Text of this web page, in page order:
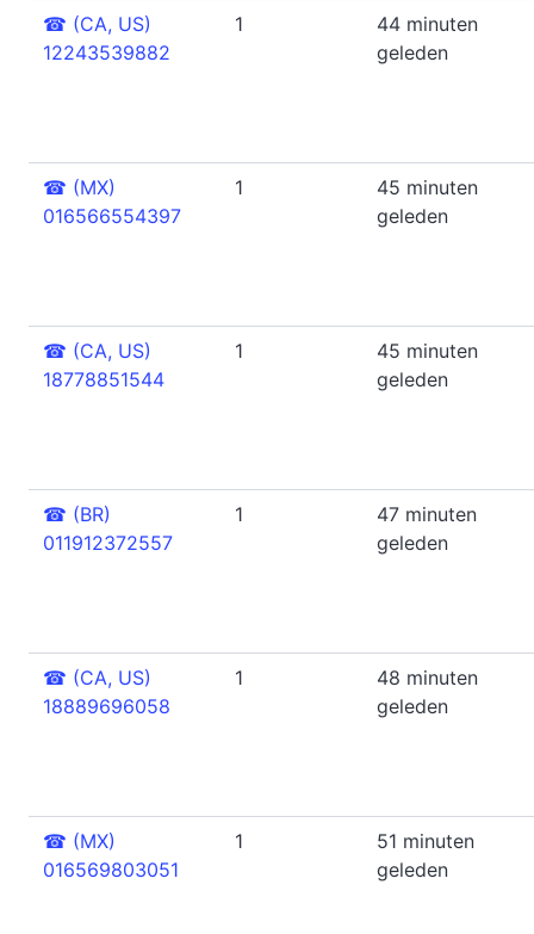
☎ (CA, US)
12243539882
1
44 minuten
geleden
☎ (MX)
016566554397
1
45 minuten
geleden
☎ (CA, US)
18778851544
1
45 minuten
geleden
☎ (BR)
011912372557
1
47 minuten
geleden
☎ (CA, US)
18889696058
1
48 minuten
geleden
☎ (MX)
016569803051
1
51 minuten
geleden